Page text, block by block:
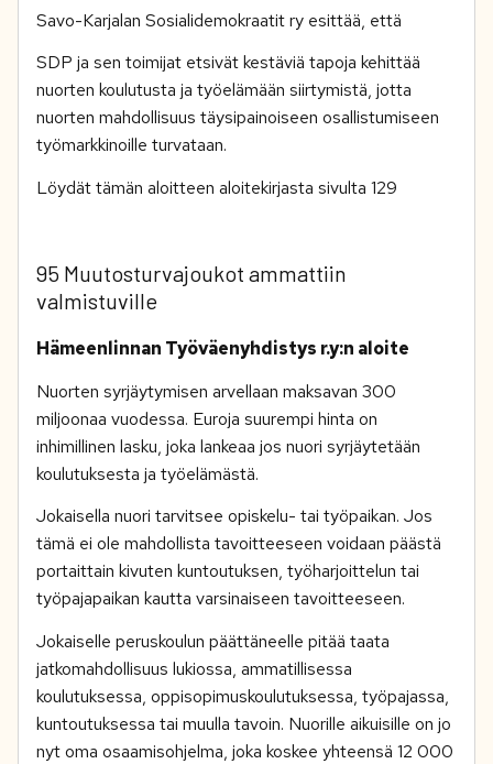
Savo-Karjalan Sosialidemokraatit ry esittää, että
SDP ja sen toimijat etsivät kestäviä tapoja kehittää
nuorten koulutusta ja työelämään siirtymistä, jotta
nuorten mahdollisuus täysipainoiseen osallistumiseen
työmarkkinoille turvataan.
Löydät tämän aloitteen aloitekirjasta sivulta 129
95 Muutosturvajoukot ammattiin
valmistuville
Hämeenlinnan Työväenyhdistys r.y:n aloite
Nuorten syrjäytymisen arvellaan maksavan 300
miljoonaa vuodessa. Euroja suurempi hinta on
inhimillinen lasku, joka lankeaa jos nuori syrjäytetään
koulutuksesta ja työelämästä.
Jokaisella nuori tarvitsee opiskelu- tai työpaikan. Jos
tämä ei ole mahdollista tavoitteeseen voidaan päästä
portaittain kivuten kuntoutuksen, työharjoittelun tai
työpajapaikan kautta varsinaiseen tavoitteeseen.
Jokaiselle peruskoulun päättäneelle pitää taata
jatkomahdollisuus lukiossa, ammatillisessa
koulutuksessa, oppisopimuskoulutuksessa, työpajassa,
kuntoutuksessa tai muulla tavoin. Nuorille aikuisille on jo
nyt oma osaamisohjelma, joka koskee yhteensä 12 000